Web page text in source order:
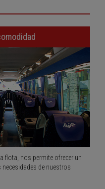
flota, nos permite ofrecer un
de nuestros